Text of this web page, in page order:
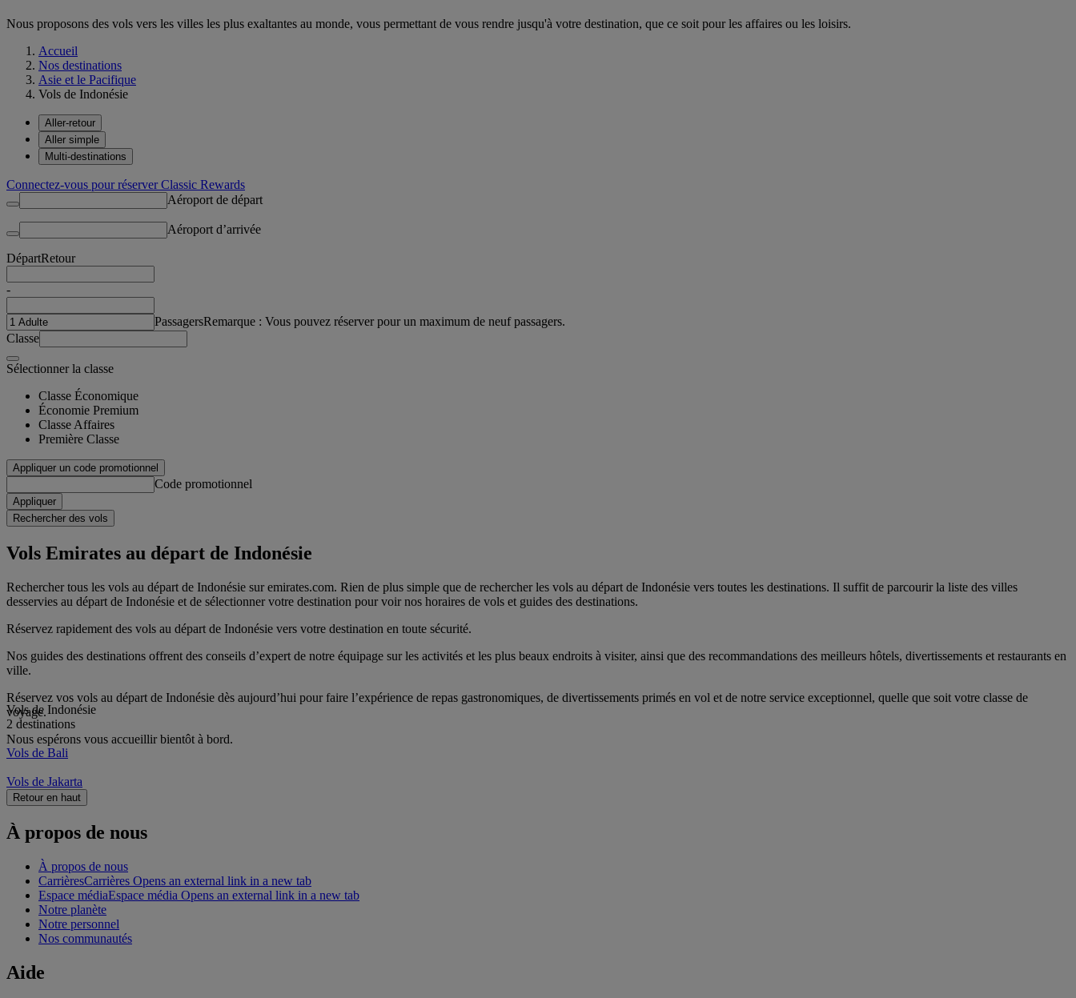
Nous proposons des vols vers les villes les plus exaltantes au monde, vous permettant de vous rendre jusqu'à votre destination, que ce soit pour les affaires ou les loisirs.
Accueil
Nos destinations
Asie et le Pacifique
Vols de Indonésie
Aller-retour
Aller simple
Multi-destinations
Connectez-vous pour réserver Classic Rewards
Aéroport de départ
Aéroport d’arrivée
DépartRetour
-
PassagersRemarque : Vous pouvez réserver pour un maximum de neuf passagers.
Classe
Sélectionner la classe
Classe Économique
Économie Premium
Classe Affaires
Première Classe
Appliquer un code promotionnel
Code promotionnel
Appliquer
Rechercher des vols
Vols Emirates au départ de Indonésie
Rechercher tous les vols au départ de Indonésie sur emirates.com. Rien de plus simple que de rechercher les vols au départ de Indonésie vers toutes les destinations. Il suffit de parcourir la liste des villes
desservies au départ de Indonésie et de sélectionner votre destination pour voir nos horaires de vols et guides des destinations.
Réservez rapidement des vols au départ de Indonésie vers votre destination en toute sécurité.
Nos guides des destinations offrent des conseils d’expert de notre équipage sur les activités et les plus beaux endroits à visiter, ainsi que des recommandations des meilleurs hôtels, divertissements et restaurants en
ville.
Réservez vos vols au départ de Indonésie dès aujourd’hui pour faire l’expérience de repas gastronomiques, de divertissements primés en vol et de notre service exceptionnel, quelle que soit votre classe de
voyage.
Nous espérons vous accueillir bientôt à bord.
Vols de Indonésie
2 destinations
Vols de Bali
Vols de Jakarta
Retour en haut
À propos de nous
À propos de nous
CarrièresCarrières Opens an external link in a new tab
Espace médiaEspace média Opens an external link in a new tab
Notre planète
Notre personnel
Nos communautés
Aide